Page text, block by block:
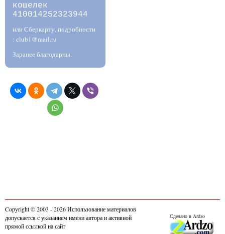
кошелек
410014252323944
или Сберкарту, подробности
: club1@mail.ru
Заранее благодарны.
Сделано в Ardzo
Copyright © 2003 - 2026 Использование материалов
допускается с указанием имени автора и активной
прямой ссылкой на сайт